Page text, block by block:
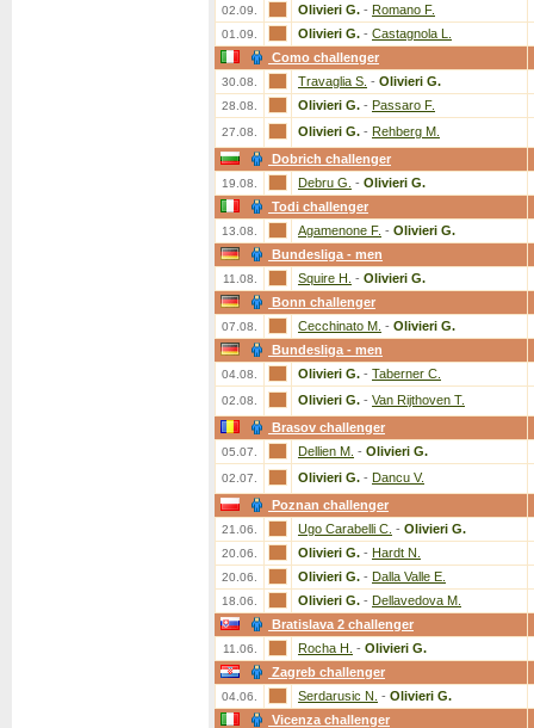
02.09. Olivieri G. - Romano F.
01.09. Olivieri G. - Castagnola L.
Como challenger
30.08. Travaglia S. - Olivieri G.
28.08. Olivieri G. - Passaro F.
27.08. Olivieri G. - Rehberg M.
Dobrich challenger
19.08. Debru G. - Olivieri G.
Todi challenger
13.08. Agamenone F. - Olivieri G.
Bundesliga - men
11.08. Squire H. - Olivieri G.
Bonn challenger
07.08. Cecchinato M. - Olivieri G.
Bundesliga - men
04.08. Olivieri G. - Taberner C.
02.08. Olivieri G. - Van Rijthoven T.
Brasov challenger
05.07. Dellien M. - Olivieri G.
02.07. Olivieri G. - Dancu V.
Poznan challenger
21.06. Ugo Carabelli C. - Olivieri G.
20.06. Olivieri G. - Hardt N.
20.06. Olivieri G. - Dalla Valle E.
18.06. Olivieri G. - Dellavedova M.
Bratislava 2 challenger
11.06. Rocha H. - Olivieri G.
Zagreb challenger
04.06. Serdarusic N. - Olivieri G.
Vicenza challenger